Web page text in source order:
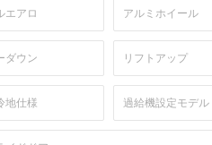
エアロ アルミホイール
ダウン リフトアップ
地仕様 過給機設定モデル